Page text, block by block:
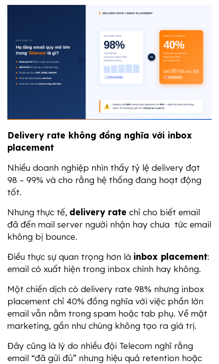
Delivery rate không đồng nghĩa với inbox
placement
Nhiều doanh nghiệp nhìn thấy tỷ lệ delivery đạt
98 – 99% và cho rằng hệ thống đang hoạt động
tốt.
Nhưng thực tế, delivery rate chỉ cho biết email
đã đến mail server người nhận hay chưa  tức email
không bị bounce.
Điều thực sự quan trọng hơn là inbox placement:
email có xuất hiện trong inbox chính hay không.
Một chiến dịch có delivery rate 98% nhưng inbox
placement chỉ 40% đồng nghĩa với việc phần lớn
email vẫn nằm trong spam hoặc tab phụ. Về mặt
marketing, gần như chúng không tạo ra giá trị.
Đây cũng là lý do nhiều đội Telecom nghĩ rằng
email “đã gửi đủ” nhưng hiệu quả retention hoặc